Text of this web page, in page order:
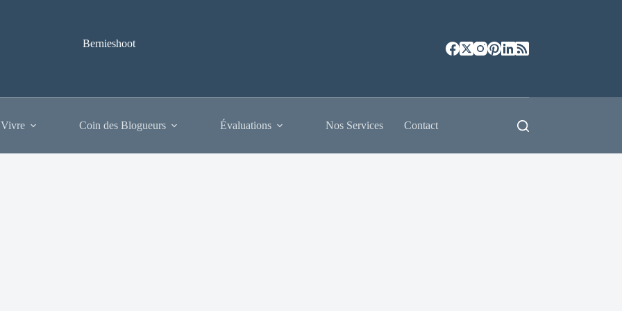
Bernieshoot
Coin des Blogueurs Évaluations Nos Services Contact